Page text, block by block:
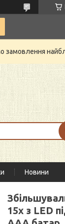
замовлення
Новини
15х з LED